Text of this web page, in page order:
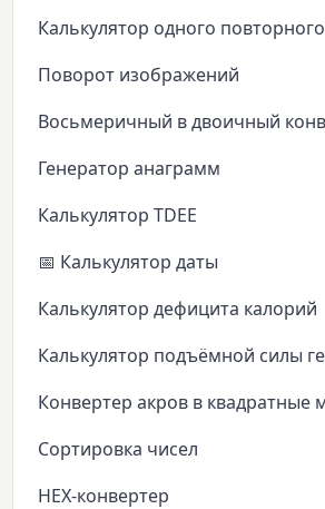
Калькулятор одного
Поворот изображений
Восьмеричный в двоичный
Генератор анаграмм
Калькулятор TDEE
📅 Калькулятор даты
Калькулятор дефицита калорий
Калькулятор подъёмной силы
Конвертер акров в квадратные
Сортировка чисел
HEX-конвертер